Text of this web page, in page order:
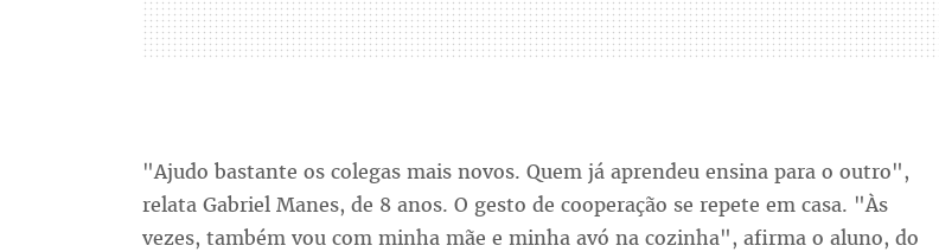
"Ajudo bastante os colegas mais novos. Quem já aprendeu ensina para o outro",
relata Gabriel Manes, de 8 anos. O gesto de cooperação se repete em casa. "Às
vezes, também vou com minha mãe e minha avó na cozinha", afirma o aluno, do